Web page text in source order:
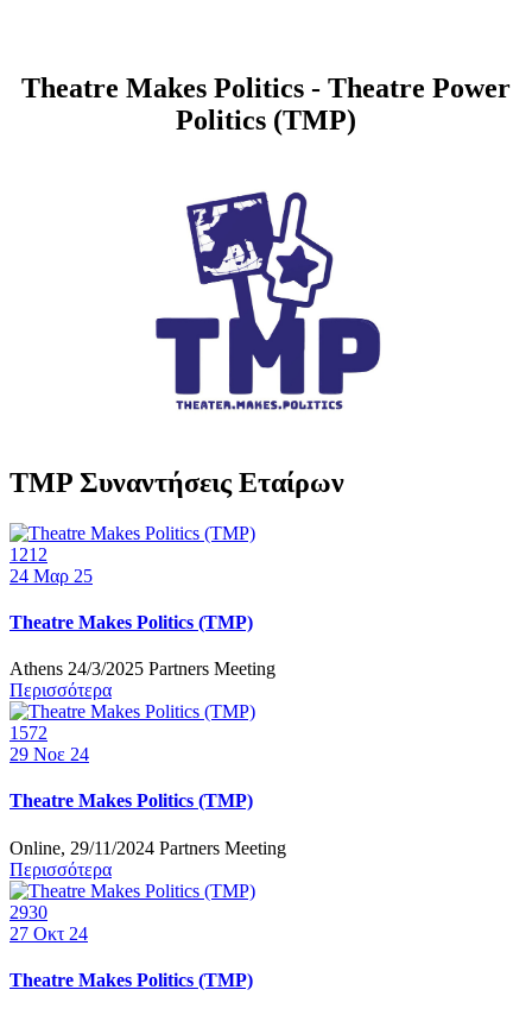
Theatre Makes Politics - Theatre Power
Politics (TMP)
TMP Συναντήσεις Εταίρων
1212
24 Μαρ 25
Theatre Makes Politics (TMP)
Athens 24/3/2025 Partners Meeting
Περισσότερα
1572
29 Νοε 24
Theatre Makes Politics (TMP)
Online, 29/11/2024 Partners Meeting
Περισσότερα
2930
27 Οκτ 24
Theatre Makes Politics (TMP)